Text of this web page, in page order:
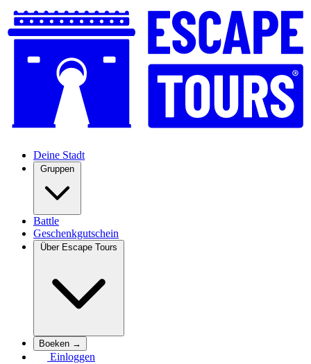
Deine Stadt
Gruppen
Battle
Geschenkgutschein
Über Escape Tours
Boeken →
Einloggen